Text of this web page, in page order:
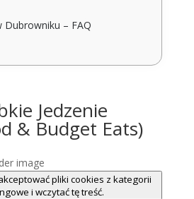
Dubrowniku – FAQ
Jedzenie
& Budget Eats)
pliki cookies z kategorii
i wczytać tę treść.